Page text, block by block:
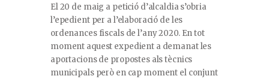
El 20 de maig a petició d’alcaldia s’obria
l’epedient per a l’elaboració de les
ordenances fiscals de l’any 2020. En tot
moment aquest expedient a demanat les
aportacions de propostes als tècnics
municipals però en cap moment el conjunt